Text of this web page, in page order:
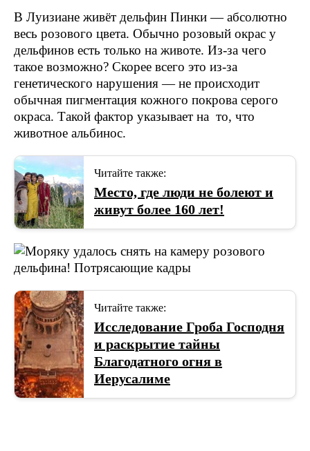
В Луизиане живёт дельфин Пинки — абсолютно
весь розового цвета. Обычно розовый окрас у
дельфинов есть только на животе. Из-за чего
такое возможно? Скорее всего это из-за
генетического нарушения — не происходит
обычная пигментация кожного покрова серого
окраса. Такой фактор указывает на то, что
животное альбинос.
Читайте также:
Место, где люди не болеют и
живут более 160 лет!
Читайте также:
Исследование Гроба Господня
и раскрытие тайны
Благодатного огня в
Иерусалиме